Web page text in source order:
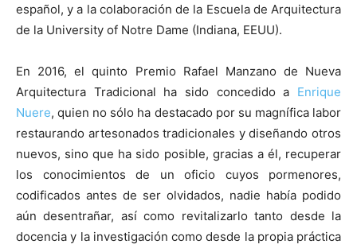
español, y a la colaboración de la Escuela de Arquitectura
de la University of Notre Dame (Indiana, EEUU).
En 2016, el quinto Premio Rafael Manzano de Nueva
Arquitectura Tradicional ha sido concedido a Enrique
Nuere, quien no sólo ha destacado por su magnífica labor
restaurando artesonados tradicionales y diseñando otros
nuevos, sino que ha sido posible, gracias a él, recuperar
los conocimientos de un oficio cuyos pormenores,
codificados antes de ser olvidados, nadie había podido
aún desentrañar, así como revitalizarlo tanto desde la
docencia y la investigación como desde la propia práctica